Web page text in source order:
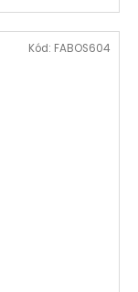
Kód: FABOS604